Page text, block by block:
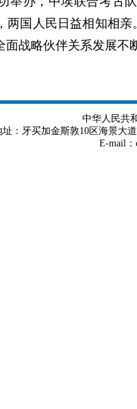
两国人民日益相知相
面战略伙伴关系发展
中华人民共
址：牙买加金斯敦10区海景大道
E-mail：